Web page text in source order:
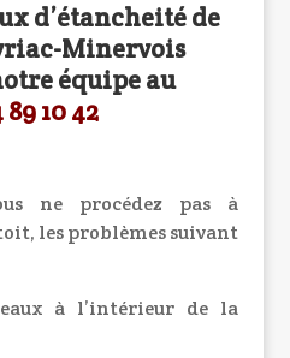
d’étancheité de
Minervois
équipe au
89 10 42
ne procédez pas à
les problèmes suivant
à l’intérieur de la